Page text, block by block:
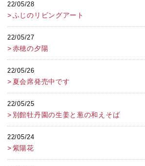
22/05/28
ふじのリビングアート
22/05/27
赤穂の夕陽
22/05/26
夏会席発売中です
22/05/25
別館牡丹園の生姜と葱の和えそば
22/05/24
紫陽花